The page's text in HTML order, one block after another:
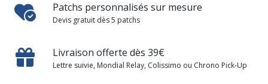
Patchs personnalisés sur mesure
Devis gratuit dès 5 patchs
Livraison offerte dès 39€
Lettre suivie, Mondial Relay, Colissimo ou Chrono Pick-Up